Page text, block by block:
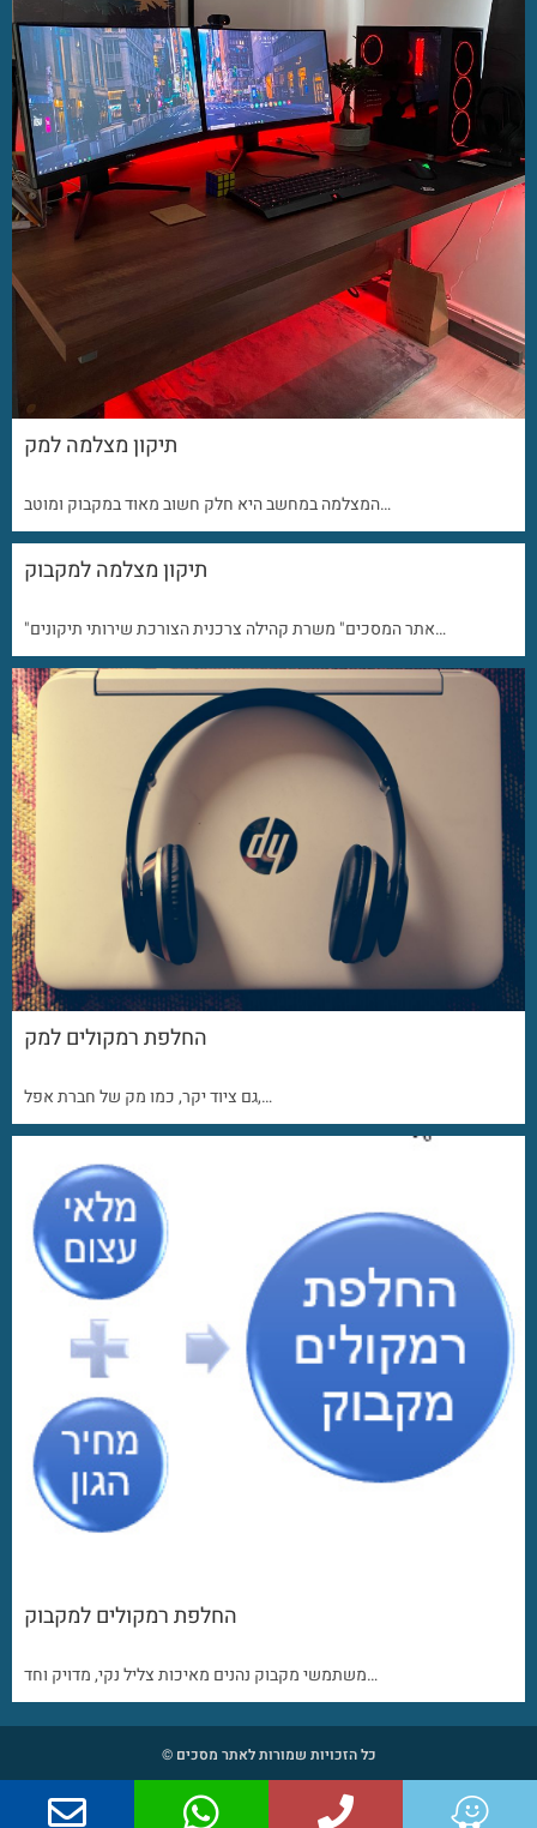
תיקון מצלמה למק
המצלמה במחשב היא חלק חשוב מאוד במקבוק ומוטב…
תיקון מצלמה למקבוק
"אתר המסכים" משרת קהילה צרכנית הצורכת שירותי תיקונים…
החלפת רמקולים למק
גם ציוד יקר, כמו מק של חברת אפל,…
החלפת רמקולים למקבוק
משתמשי מקבוק נהנים מאיכות צליל נקי, מדויק וחד…
כל הזכויות שמורות לאתר מסכים ©